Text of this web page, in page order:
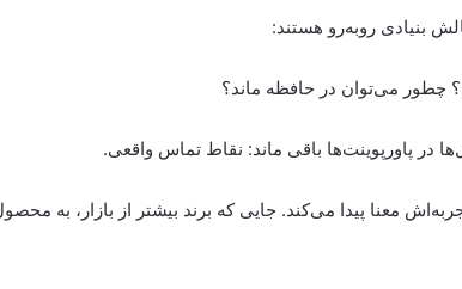
بنیادی روبه‌رو هستند:
چطور می‌توان در حافظه ماند؟
در پاورپوینت‌ها باقی ماند: نقاط تماس واقعی.
معنا پیدا می‌کند. جایی که برند بیشتر از بازار، به